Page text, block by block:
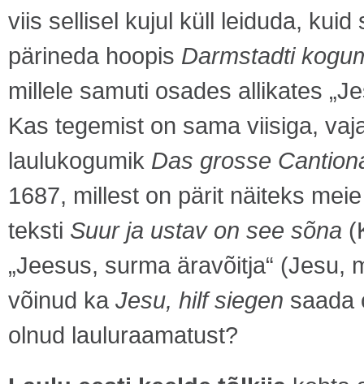
viis sellisel kujul küll leiduda,
pärineda hoopis Darmstadti
millele samuti osades allikates
Kas tegemist on sama viisiga,
laulukogumik Das grosse
1687, millest on pärit näiteks
teksti Suur ja ustav on see sõna
„Jeesus, surma äravõitja“ (Jesu,
võinud ka Jesu, hilf siegen saada
olnud lauluraamatust?